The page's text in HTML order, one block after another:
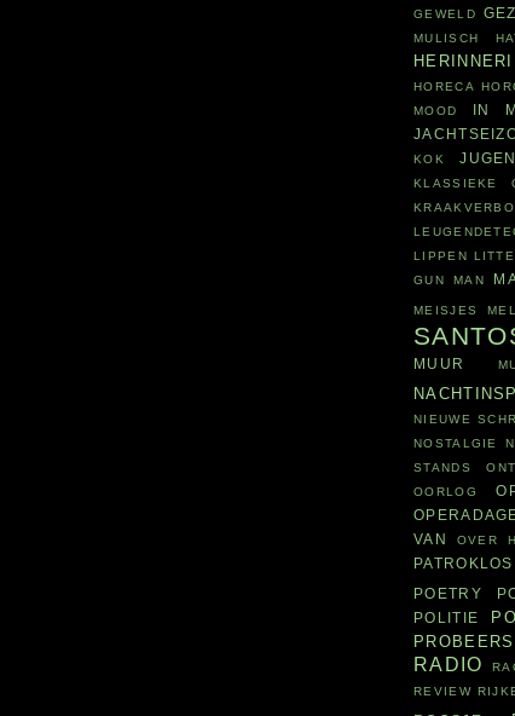
GEWELD
MULISCH
HORECA
MOOD
IN
KOK
KLASSIEKE
LIPPEN
GUN
MAN
MEISJES
MUUR
NIEUWE
NOSTALGIE
STANDS
OORLOG
VAN
OVER
PATROKLOS
POETRY
POLITIE
RADIO
REVIEW